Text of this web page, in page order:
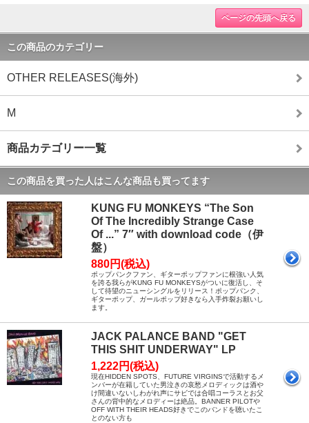
ページの先頭へ戻る
この商品のカテゴリー
OTHER RELEASES(海外)
M
商品カテゴリー一覧
この商品を買った人はこんな商品も買ってます
KUNG FU MONKEYS “The Son
Of The Incredibly Strange Case
Of ...” 7″ with download code（伊
盤）
880円(税込)
ポップパンクファン、ギターポップファンに根強い人気
を誇る我らがKUNG FU MONKEYSがついに復活し、そ
して待望のニューシングルをリリース！ポップパンク、
ギターポップ、ガールポップ好きなら入手炸裂お願いし
ます。
JACK PALANCE BAND "GET
THIS SHIT UNDERWAY" LP
1,222円(税込)
現在HIDDEN SPOTS、FUTURE VIRGINSで活動するメ
ンバーが在籍していた男泣きの哀愁メロディックは酒や
け間違いないしわがれ声にサビでは合唱コーラスとお父
さんの背中的なメロディーは絶品。BANNER PILOTや
OFF WITH THEIR HEADS好きでこのバンドを聴いたこ
とのない方も